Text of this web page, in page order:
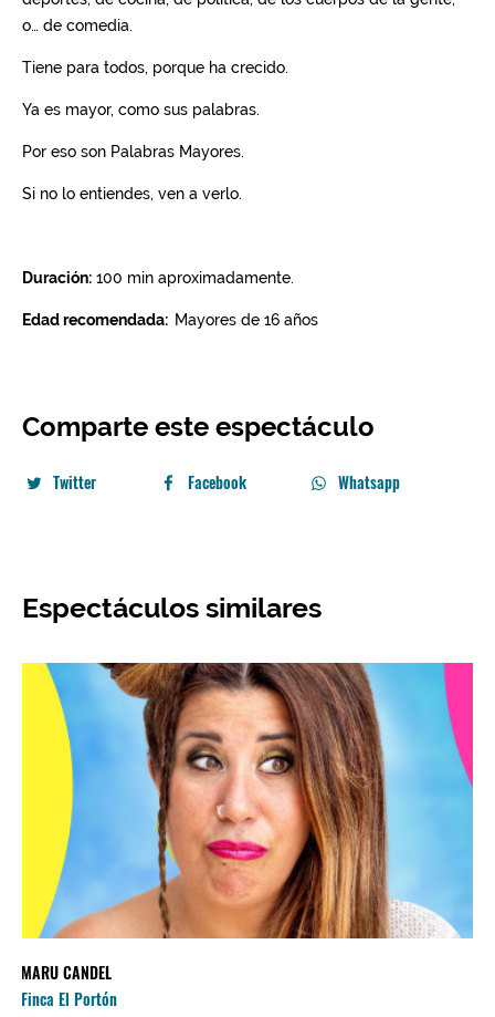
Comparte este espectáculo
Twitter Facebook Whatsapp
Espectáculos similares
MARU CANDEL
Finca El Portón